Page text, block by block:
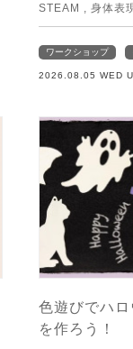
STEAM 身体表
ワークショップ
2026.08.05 WED
色遊びでハロ
を作ろう！